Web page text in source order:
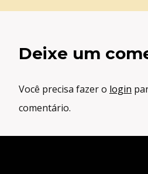
Deixe um
Você precisa fazer o login
comentário.